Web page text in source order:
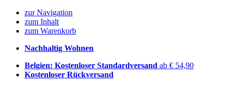
zur Navigation
zum Inhalt
zum Warenkorb
Nachhaltig Wohnen
Belgien: Kostenloser Standardversand ab € 54,90
Kostenloser Rückversand